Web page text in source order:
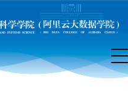
团
作